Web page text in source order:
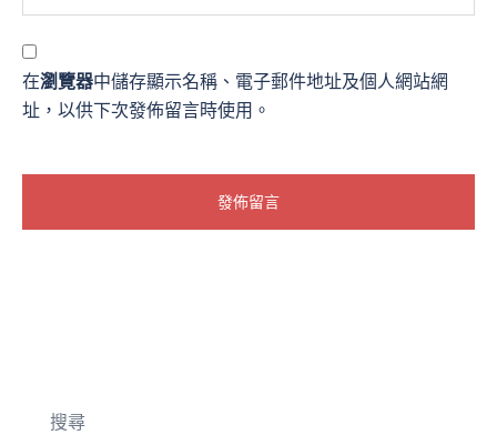
在瀏覽器中儲存顯示名稱、電子郵件地址及個人網站網
址，以供下次發佈留言時使用。
搜尋